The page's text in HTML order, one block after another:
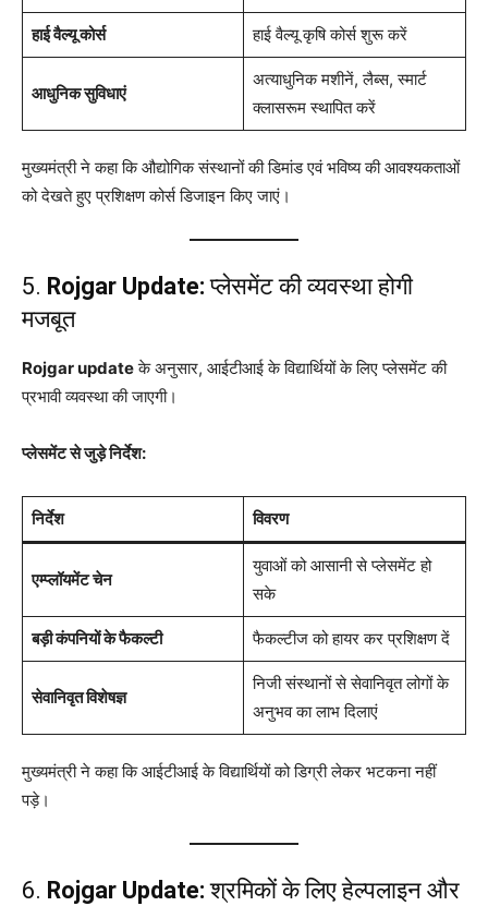
हाई वैल्यू कोर्स हाई वैल्यू कृषि कोर्स शुरू करें
आधुनिक सुविधाएं
अत्याधुनिक मशीनें, लैब्स, स्मार्ट
क्लासरूम स्थापित करें
मुख्यमंत्री ने कहा कि औद्योगिक संस्थानों की डिमांड एवं भविष्य की आवश्यकताओं
को देखते हुए प्रशिक्षण कोर्स डिजाइन किए जाएं।
5. Rojgar Update: प्लेसमेंट की व्यवस्था होगी
मजबूत
Rojgar updateके अनुसार, आईटीआई के विद्यार्थियों के लिए प्लेसमेंट की
प्रभावी व्यवस्था की जाएगी।
प्लेसमेंट से जुड़े निर्देश:
निर्देश विवरण
एम्प्लॉयमेंट चेन
युवाओं को आसानी से प्लेसमेंट हो
सके
बड़ी कंपनियों के फैकल्टी फैकल्टीज को हायर कर प्रशिक्षण दें
सेवानिवृत विशेषज्ञ
निजी संस्थानों से सेवानिवृत लोगों के
अनुभव का लाभ दिलाएं
मुख्यमंत्री ने कहा कि आईटीआई के विद्यार्थियों को डिग्री लेकर भटकना नहीं
पड़े।
6. Rojgar Update: श्रमिकों के लिए हेल्पलाइन और